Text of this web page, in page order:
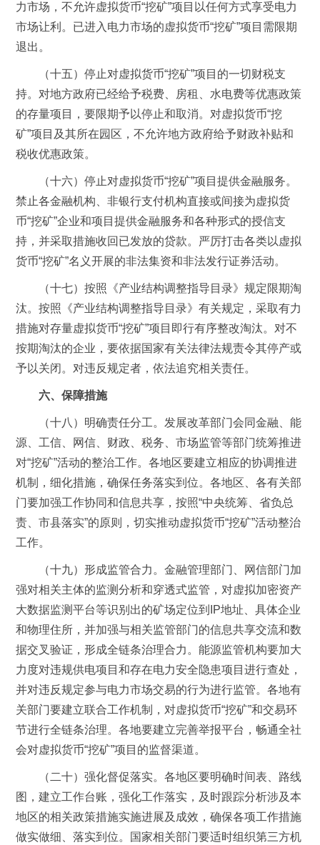
力市场，不允许虚拟货币“挖矿”项目以任何方式享受电力
市场让利。已进入电力市场的虚拟货币“挖矿”项目需限期
退出。
（十五）停止对虚拟货币“挖矿”项目的一切财税支
持。对地方政府已经给予税费、房租、水电费等优惠政策
的存量项目，要限期予以停止和取消。对虚拟货币“挖
矿”项目及其所在园区，不允许地方政府给予财政补贴和
税收优惠政策。
（十六）停止对虚拟货币“挖矿”项目提供金融服务。
禁止各金融机构、非银行支付机构直接或间接为虚拟货
币“挖矿”企业和项目提供金融服务和各种形式的授信支
持，并采取措施收回已发放的贷款。严厉打击各类以虚拟
货币“挖矿”名义开展的非法集资和非法发行证券活动。
（十七）按照《产业结构调整指导目录》规定限期淘
汰。按照《产业结构调整指导目录》有关规定，采取有力
措施对存量虚拟货币“挖矿”项目即行有序整改淘汰。对不
按期淘汰的企业，要依据国家有关法律法规责令其停产或
予以关闭。对违反规定者，依法追究相关责任。
六、保障措施
（十八）明确责任分工。发展改革部门会同金融、能
源、工信、网信、财政、税务、市场监管等部门统筹推进
对“挖矿”活动的整治工作。各地区要建立相应的协调推进
机制，细化措施，确保任务落实到位。各地区、各有关部
门要加强工作协同和信息共享，按照“中央统筹、省负总
责、市县落实”的原则，切实推动虚拟货币“挖矿”活动整治
工作。
（十九）形成监管合力。金融管理部门、网信部门加
强对相关主体的监测分析和穿透式监管，对虚拟加密资产
大数据监测平台等识别出的矿场定位到IP地址、具体企业
和物理住所，并加强与相关监管部门的信息共享交流和数
据交叉验证，形成全链条治理合力。能源监管机构要加大
力度对违规供电项目和存在电力安全隐患项目进行查处，
并对违反规定参与电力市场交易的行为进行监管。各地有
关部门要建立联合工作机制，对虚拟货币“挖矿”和交易环
节进行全链条治理。各地要建立完善举报平台，畅通全社
会对虚拟货币“挖矿”项目的监督渠道。
（二十）强化督促落实。各地区要明确时间表、路线
图，建立工作台账，强化工作落实，及时跟踪分析涉及本
地区的相关政策措施实施进展及成效，确保各项工作措施
做实做细、落实到位。国家相关部门要适时组织第三方机